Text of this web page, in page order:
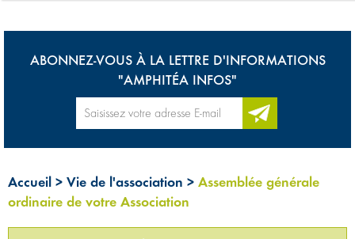
ABONNEZ-VOUS À LA LETTRE D'INFORMATIONS
"AMPHITÉA INFOS"
Accueil > Vie de l'association > Assemblée générale
ordinaire de votre Association